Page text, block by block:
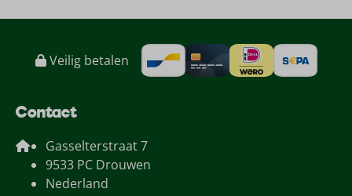
Veilig betalen
Contact
Gasselterstraat 7
9533 PC Drouwen
Nederland